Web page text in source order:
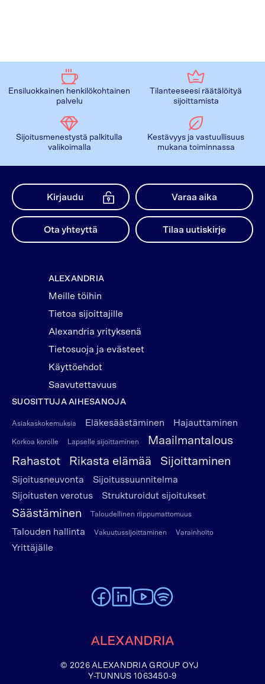
Ensiluokkainen henkilökohtainen
palvelu
Tilanteeseesi räätälöityä
sijoittamista
Sijoitusmenestystä palkitulla
valikoimalla
Kestävyys ja vastuullisuus
mukana toiminnassa
Kirjaudu Varaa aika
Ota yhteyttä Tilaa uutiskirje
ALEXANDRIA
Meille töihin
Tietoa sijoittajille
Alexandria yrityksenä
Tietosuoja ja evästeet
Käyttöehdot
Saavutettavuus
SUOSITTUJA AIHESANOJA
Asiakaskokemuksia Eläkesäästäminen Hajauttaminen
Korkoa korolle Lapselle sijoittaminen
Maailmantalous
Rahastot
Rikasta elämää Sijoittaminen
Sijoitusneuvonta
Sijoitussuunnitelma
Sijoitusten verotus
Strukturoidut sijoitukset
Säästäminen Taloudellinen riippumattomuus
Talouden hallinta Vakuutussijoittaminen Varainhoito
Yrittäjälle
© 2026 ALEXANDRIA GROUP OYJ
Y-TUNNUS 1063450-9
To Alexandria Facebook page
To Alexandria LinkedIn page
To Alexandria Youtube page
To Alexandria Spotify